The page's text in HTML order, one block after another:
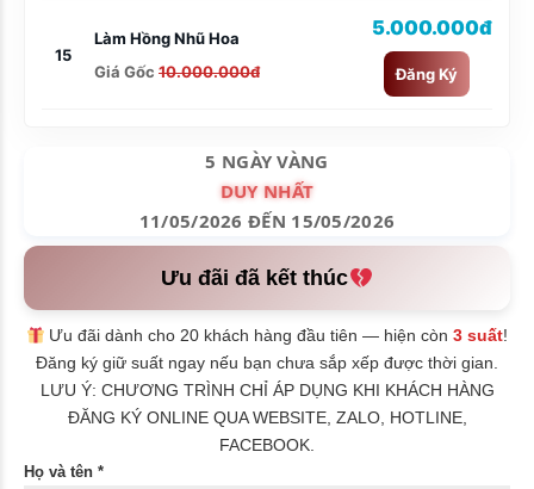
15
Làm Hồng Nhũ Hoa
Giá Gốc 10.000.000đ
5.000.000đ
Đăng Ký
5 NGÀY VÀNG
DUY NHẤT
11/05/2026 ĐẾN 15/05/2026
Ưu đãi đã kết thúc
Ưu đãi dành cho 20 khách hàng đầu tiên — hiện còn3 suất!
Đăng ký giữ suất ngay nếu bạn chưa sắp xếp được thời gian.
LƯU Ý: CHƯƠNG TRÌNH CHỈ ÁP DỤNG KHI KHÁCH HÀNG
ĐĂNG KÝ ONLINE QUA WEBSITE, ZALO, HOTLINE,
FACEBOOK.
Họ và tên *